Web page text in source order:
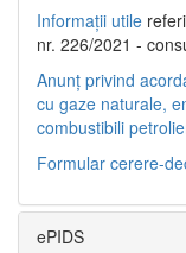
Informații utile
nr. 226/2021 -
Anunț privind
cu gaze naturale,
combustibili
Formular cerere-
ePIDS